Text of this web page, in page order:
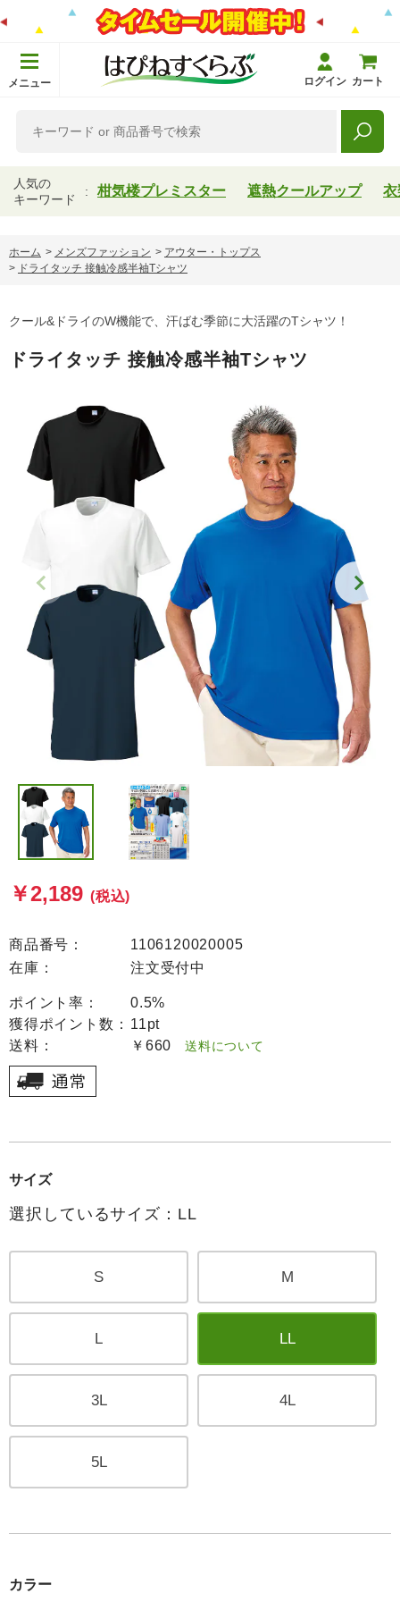
メニュー ログイン カート
人気の
キーワード
柑気楼プレミスター 遮熱クールアップ 衣
ホーム > メンズファッション > アウター・トップス
> ドライタッチ 接触冷感半袖Tシャツ
クール&ドライのW機能で、汗ばむ季節に大活躍のTシャツ！
ドライタッチ 接触冷感半袖Tシャツ
￥2,189 (税込)
商品番号：
1106120020005
在庫：
注文受付中
ポイント率：
0.5%
獲得ポイント数： 11pt
送料：
￥660 送料について
サイズ
選択しているサイズ：LL
S M
L LL
3L 4L
5L
カラー